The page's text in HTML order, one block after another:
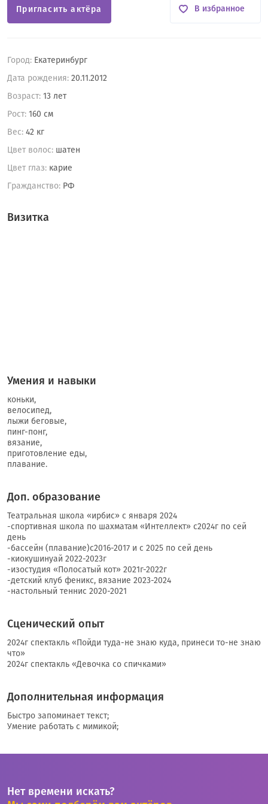
Город: Екатеринбург
Дата рождения: 20.11.2012
Возраст: 13 лет
Рост: 160 см
Вес: 42 кг
Цвет волос: шатен
Цвет глаз: карие
Гражданство: РФ
Пригласить актёра В избранное
Визитка
Умения и навыки
коньки,
велосипед,
лыжи беговые,
пинг-понг,
вязание,
приготовление еды,
плавание.
Доп. образование
Театральная школа «ирбис» с января 2024
-спортивная школа по шахматам «Интеллект» с2024г по сей
день
-бассейн (плавание)с2016-2017 и с 2025 по сей день
-киокушинуай 2022-2023г
-изостудия «Полосатый кот» 2021г-2022г
-детский клуб феникс, вязание 2023-2024
-настольный теннис 2020-2021
Сценический опыт
2024г спектакль «Пойди туда-не знаю куда, принеси то-не знаю
что»
2024г спектакль «Девочка со спичками»
Дополнительная информация
Быстро запоминает текст;
Умение работать с мимикой;
Нет времени искать?